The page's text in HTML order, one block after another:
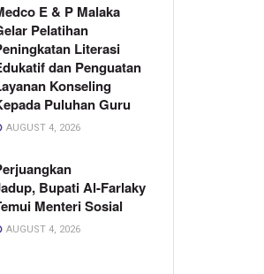
E & P Malaka
Pelatihan
Literasi
dan Penguatan
Konseling
Puluhan Guru
AUGUST 4, 2026
Bupati Al-Farlaky
Menteri Sosial
AUGUST 4, 2026